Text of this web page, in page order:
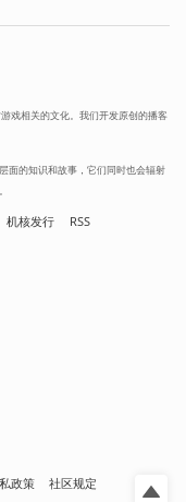
戏相关的文化。我们开发原创的播客
面的知识和故事，它们同时也会辐射
机核发行 RSS
政策
社区规定